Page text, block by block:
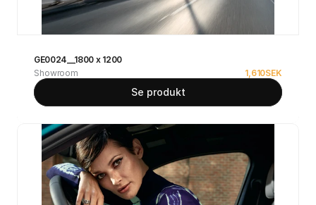
GE0024__1800 x 1200
Showroom
1,610SEK
Se produkt